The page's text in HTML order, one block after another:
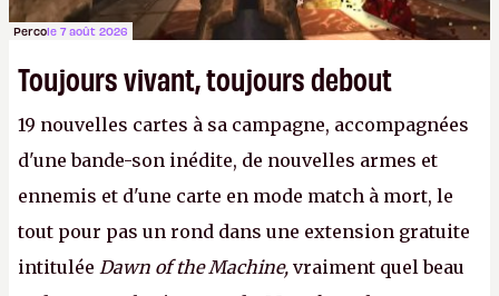
Percole 7 août 2026
Toujours vivant, toujours debout
19 nouvelles cartes à sa campagne, accompagnées
d'une bande-son inédite, de nouvelles armes et
ennemis et d'une carte en mode match à mort, le
tout pour pas un rond dans une extension gratuite
intitulée Dawn of the Machine, vraiment quel beau